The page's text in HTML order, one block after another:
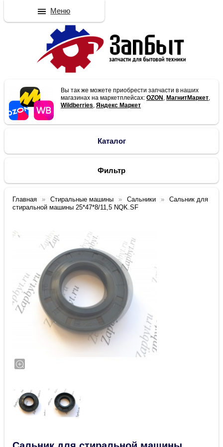
Вы так же можете приобрести запчасти в наших
магазинах на маркетплейсах:OZON , МагнитМаркет,
Wildberries,Яндекс Маркет
Каталог
Фильтр
Главная Стиральные машины Сальники
Сальник для
стиральной машины 25*47*8/11,5 NQK.SF
Меню